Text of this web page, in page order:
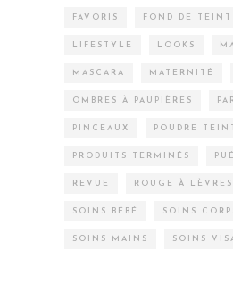
FAVORIS FOND DE TEINT
LIFESTYLE LOOKS
MASCARA MATERNITÉ
OMBRES À PAUPIÈRES
PINCEAUX POUDRE TEINT
PRODUITS TERMINÉS
REVUE ROUGE À LÈVRES
SOINS BÉBÉ SOINS
SOINS MAINS SOINS